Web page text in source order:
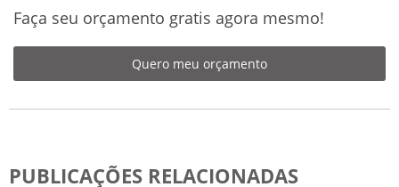
Faça seu orçamento gratis agora mesmo!
Quero meu orçamento
PUBLICAÇÕES RELACIONADAS